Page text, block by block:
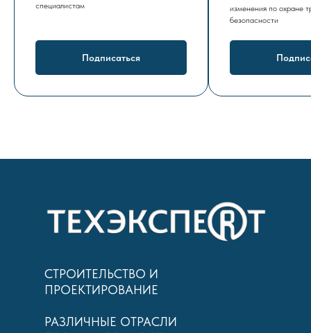
специалистам
Подписаться
изменения по охране
безопасности
СТРОИТЕЛЬСТВО И
ПРОЕКТИРОВАНИЕ
РАЗЛИЧНЫЕ ОТРАСЛИ